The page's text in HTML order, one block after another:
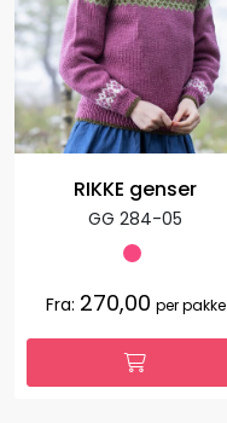
RIKKE genser
GG 284-05
Fra: 270,00 per pakke